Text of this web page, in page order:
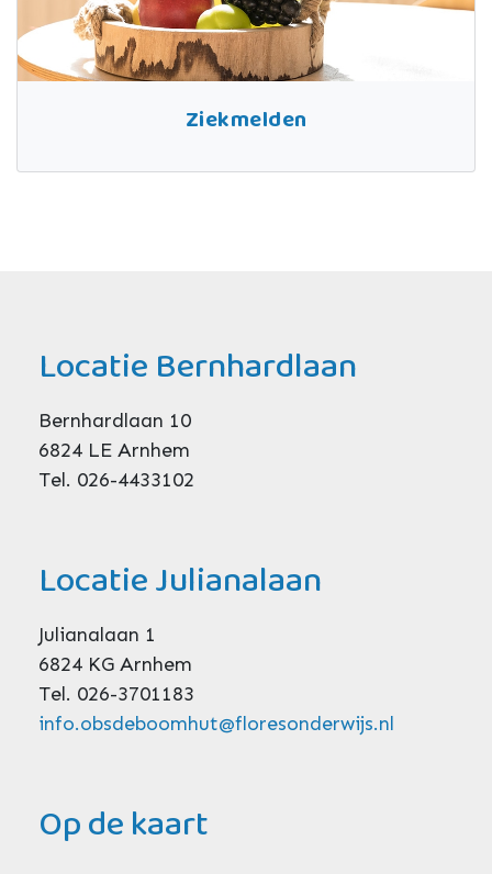
Ziekmelden
Locatie Bernhardlaan
Bernhardlaan 10
6824 LE Arnhem
Tel. 026-4433102
Locatie Julianalaan
Julianalaan 1
6824 KG Arnhem
Tel. 026-3701183
info.obsdeboomhut@floresonderwijs.nl
Op de kaart